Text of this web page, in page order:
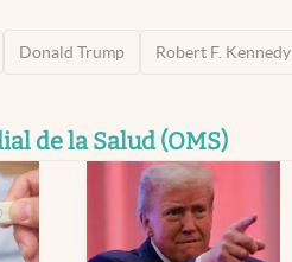
Donald Trump Robert F. Kennedy
de la Salud (OMS)